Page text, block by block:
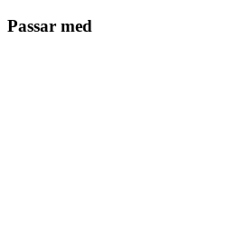
Passar med